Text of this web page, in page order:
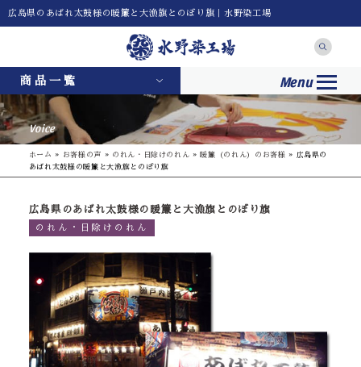
広島県のあばれ太鼓様の暖簾と大漁旗とのぼり旗｜水野染工場
商品一覧 Menu
Voice
ホーム » お客様の声 » のれん・日除けのれん » 暖簾（のれん）のお客様 »
広島県の
あばれ太鼓様の暖簾と大漁旗とのぼり旗
広島県のあばれ太鼓様の暖簾と大漁旗とのぼり旗
のれん・日除けのれん